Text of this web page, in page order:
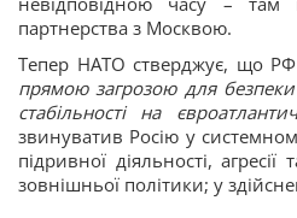
партнерства з Москвою.
Тепер НАТО стверджує, що
прямою загрозою для
стабільності на
звинуватив Росію у
підривної діяльності, агресії
зовнішньої політики; у